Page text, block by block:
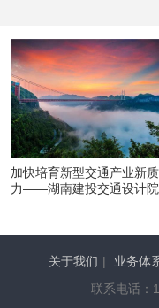
加快培育新型交通产业新
力——湖南建投交通设计
关于我们 |
业务体
联系电话